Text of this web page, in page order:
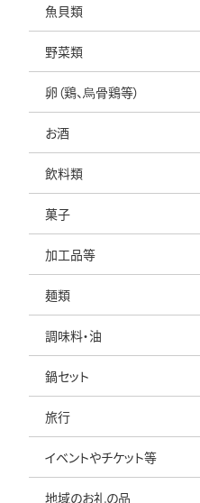
魚貝類
野菜類
卵（鶏、烏骨鶏等）
お酒
飲料類
菓子
加工品等
麺類
調味料・油
鍋セット
旅行
イベントやチケット等
地域のお礼の品